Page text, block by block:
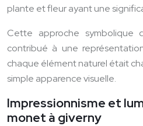
plante et fleur ayant une
Cette approche symbolique
contribué à une
chaque élément naturel était
simple apparence visuelle.
Impressionnisme et
monet à giverny